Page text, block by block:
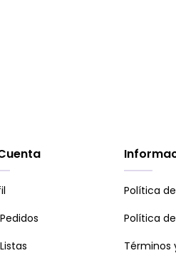
Política
Política
Términos